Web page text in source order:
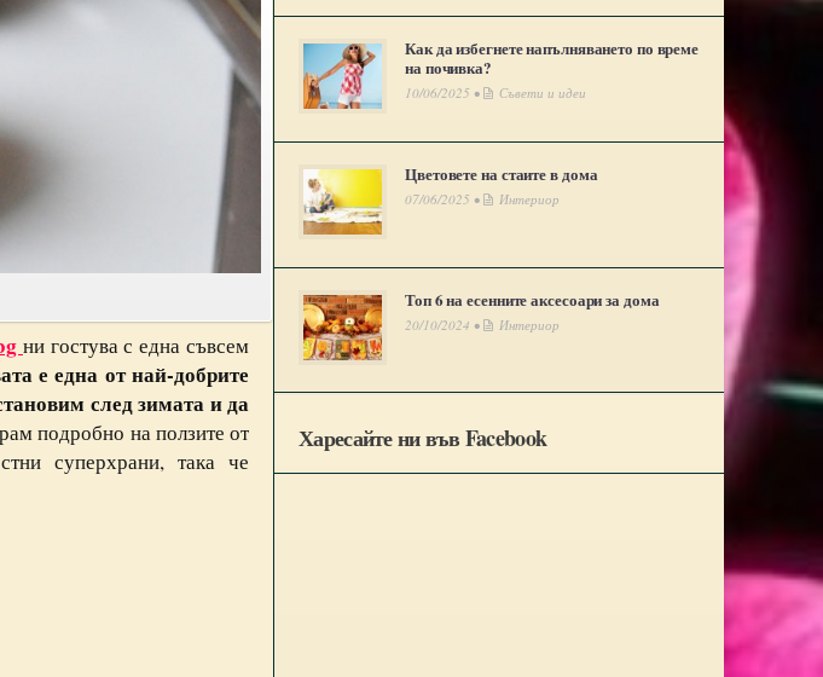
ни гостува с една съвсем
е една от най-добрите
след зимата и да
подробно на ползите от
суперхрани, така че
Как да избегнете напълняването по време
на почивка?
10/06/2025 • Съвети и идеи
Цветовете на стаите в дома
07/06/2025 • Интериор
Топ 6 на есенните аксесоари за дома
20/10/2024 • Интериор
Харесайте ни във Facebook